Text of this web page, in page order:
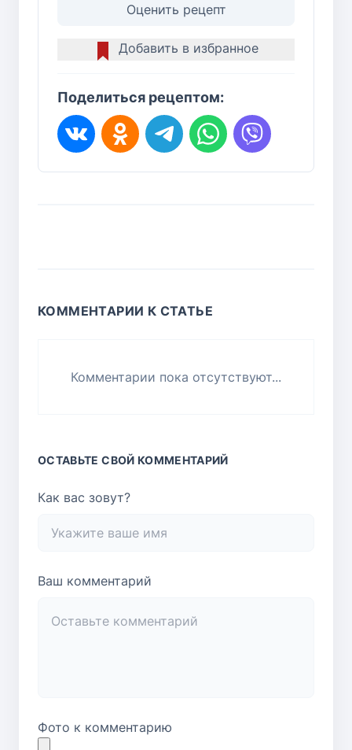
Оценить рецепт
Добавить в избранное
Поделиться рецептом:
КОММЕНТАРИИ К СТАТЬЕ
Комментарии пока отсутствуют...
ОСТАВЬТЕ СВОЙ КОММЕНТАРИЙ
Как вас зовут?
Ваш комментарий
Фото к комментарию